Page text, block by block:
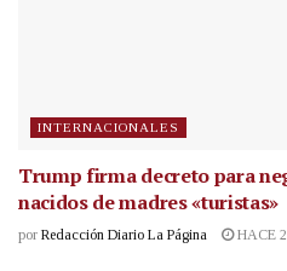
INTERNACIONALES
Trump firma decreto para
nacidos de madres «turistas»
por Redacción Diario La Página HACE